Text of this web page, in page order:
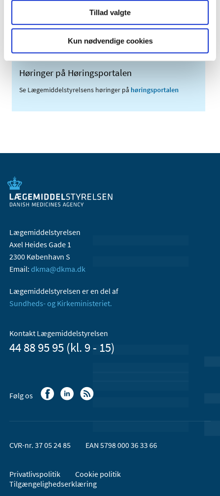
Tillad valgte
Kun nødvendige cookies
Sikkerhedsmeddelelser om medicinsk udstyr
Høringer på Høringsportalen
Se Lægemiddelstyrelsens høringer på høringsportalen
Lægemiddelstyrelsen
Axel Heides Gade 1
2300 København S
Email: dkma@dkma.dk
Lægemiddelstyrelsen er en del af
Sundheds- og Kirkeministeriet.
Kontakt Lægemiddelstyrelsen
44 88 95 95 (kl. 9 - 15)
Følg os
CVR-nr. 37 05 24 85 EAN 5798 000 36 33 66
Privatlivspolitik
Cookie politik
Tilgængelighedserklæring